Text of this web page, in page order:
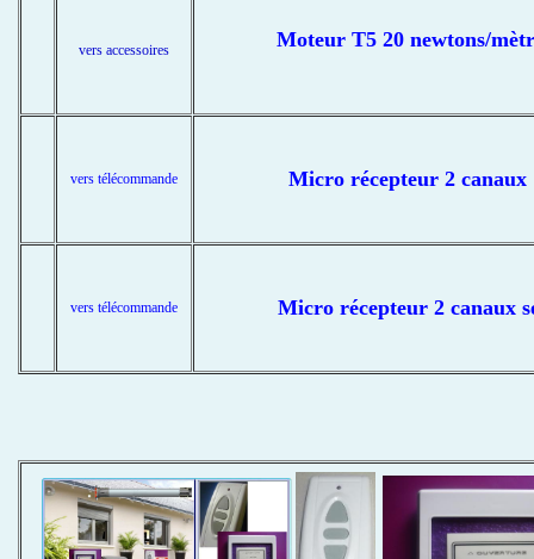
vers accessoires Moteur T5 20 newtons/
vers télécommande Micro récepteur 2
vers télécommande Micro récepteur 2 canaux